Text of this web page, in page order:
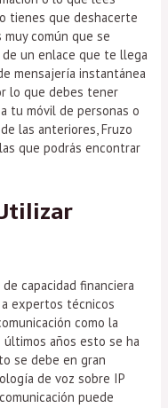
tienes que deshacerte
común que se
un enlace que te llega
mensajería instantánea
lo que debes tener
tu móvil de personas o
las anteriores, Fruzo
que podrás encontrar
capacidad financiera
expertos técnicos
como la
últimos años esto se ha
se debe en gran
de voz sobre IP
puede